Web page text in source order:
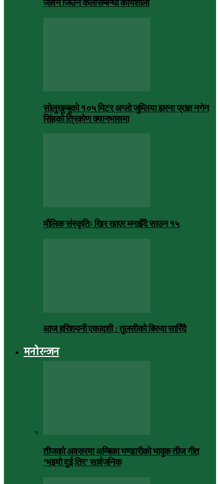
जीवन जिउने कलासम्बन्धी कार्यशाला
सोलुखुम्बुको १०५ मिटर अग्लो जुम्लिया झरना प्राज्ञ नगेन
सिंहको त्रिकोण क्यानभासमा
मौलिक संस्कृतिः खिर खाएर मनाइँदै साउन १५
आज हरिशयनी एकादशी : तुलसीको बिरुवा सारिँदै
मनोरन्जन
तीजको अवसरमा अम्बिका भण्डारीको भावुक तीज गीत
‘भइयो दुई तिर’ सार्वजनिक